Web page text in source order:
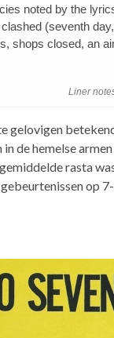
noted by the
(seventh
shops closed, an
Liner
gelovigen
de hemelse
rasta
op